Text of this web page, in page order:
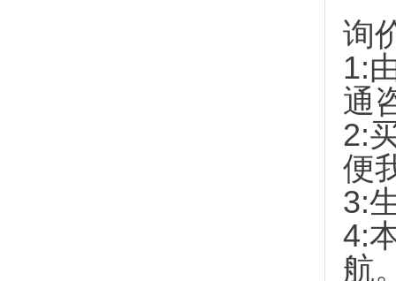
询
1:
通
2:
便
3:
4:
航